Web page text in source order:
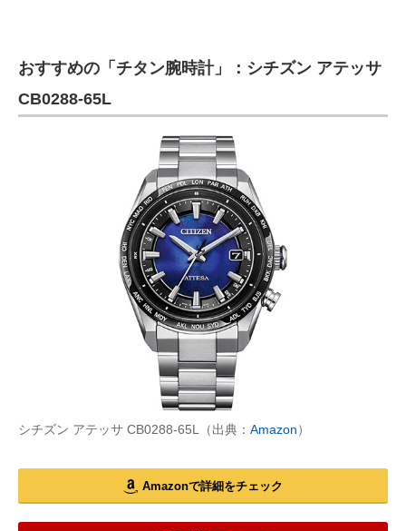
おすすめの「チタン腕時計」：シチズン アテッサ
CB0288-65L
シチズン アテッサ CB0288-65L（出典： Amazon）
Amazonで詳細をチェック